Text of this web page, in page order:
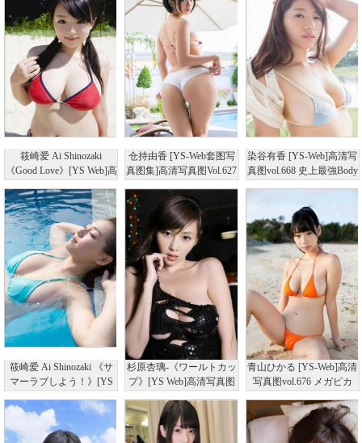
筱崎爱 Ai Shinozaki
《Good Love》[YS Web]高
仓持由香 [YS-Web套图写
真图集]高清写真图Vol.627
染谷有香 [YS-Web]高清写
真图vol.668 史上最強Body
筱崎爱 Ai Shinozaki 《サ
マーラブしよう！》[YS
杉原杏璃-《ワールトカッ
プ》[YS Web]高清写真图
青山ひかる [YS-Web]高清
写真图vol.676 メガピカ